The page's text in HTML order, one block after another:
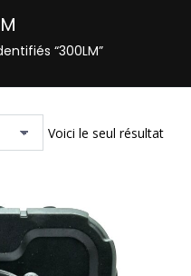
“300LM”
Voici le seul résultat